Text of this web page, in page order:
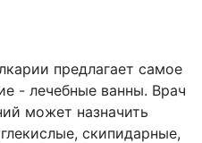
предлагает самое
- лечебные ванны. Врач
может назначить
скипидарные,